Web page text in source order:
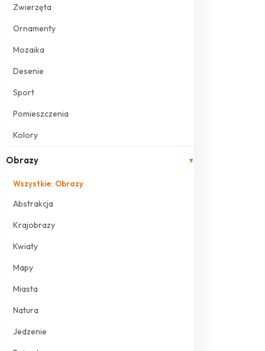
Zwierzęta
Ornamenty
Mozaika
Desenie
Sport
Pomieszczenia
Kolory
Obrazy ▾
Wszystkie: Obrazy
Abstrakcja
Krajobrazy
Kwiaty
Mapy
Miasta
Natura
Jedzenie